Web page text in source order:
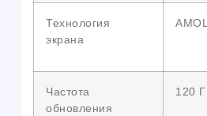
Технология
экрана
Частота
обновления
120